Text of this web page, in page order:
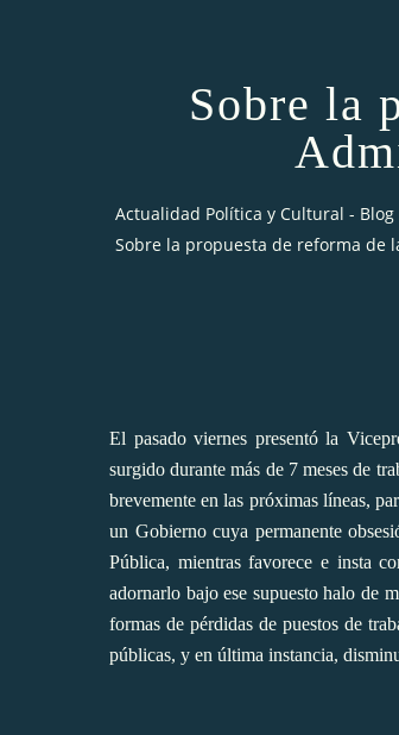
Sobre la
Actualidad Política y Cultural - Blog
Sobre la propuesta de reforma de
El pasado viernes presentó la
surgido durante más de 7 meses de
brevemente en las próximas líneas,
un Gobierno cuya permanente
Pública, mientras favorece e insta
adornarlo bajo ese supuesto halo de
formas de pérdidas de puestos de
públicas, y en última instancia,